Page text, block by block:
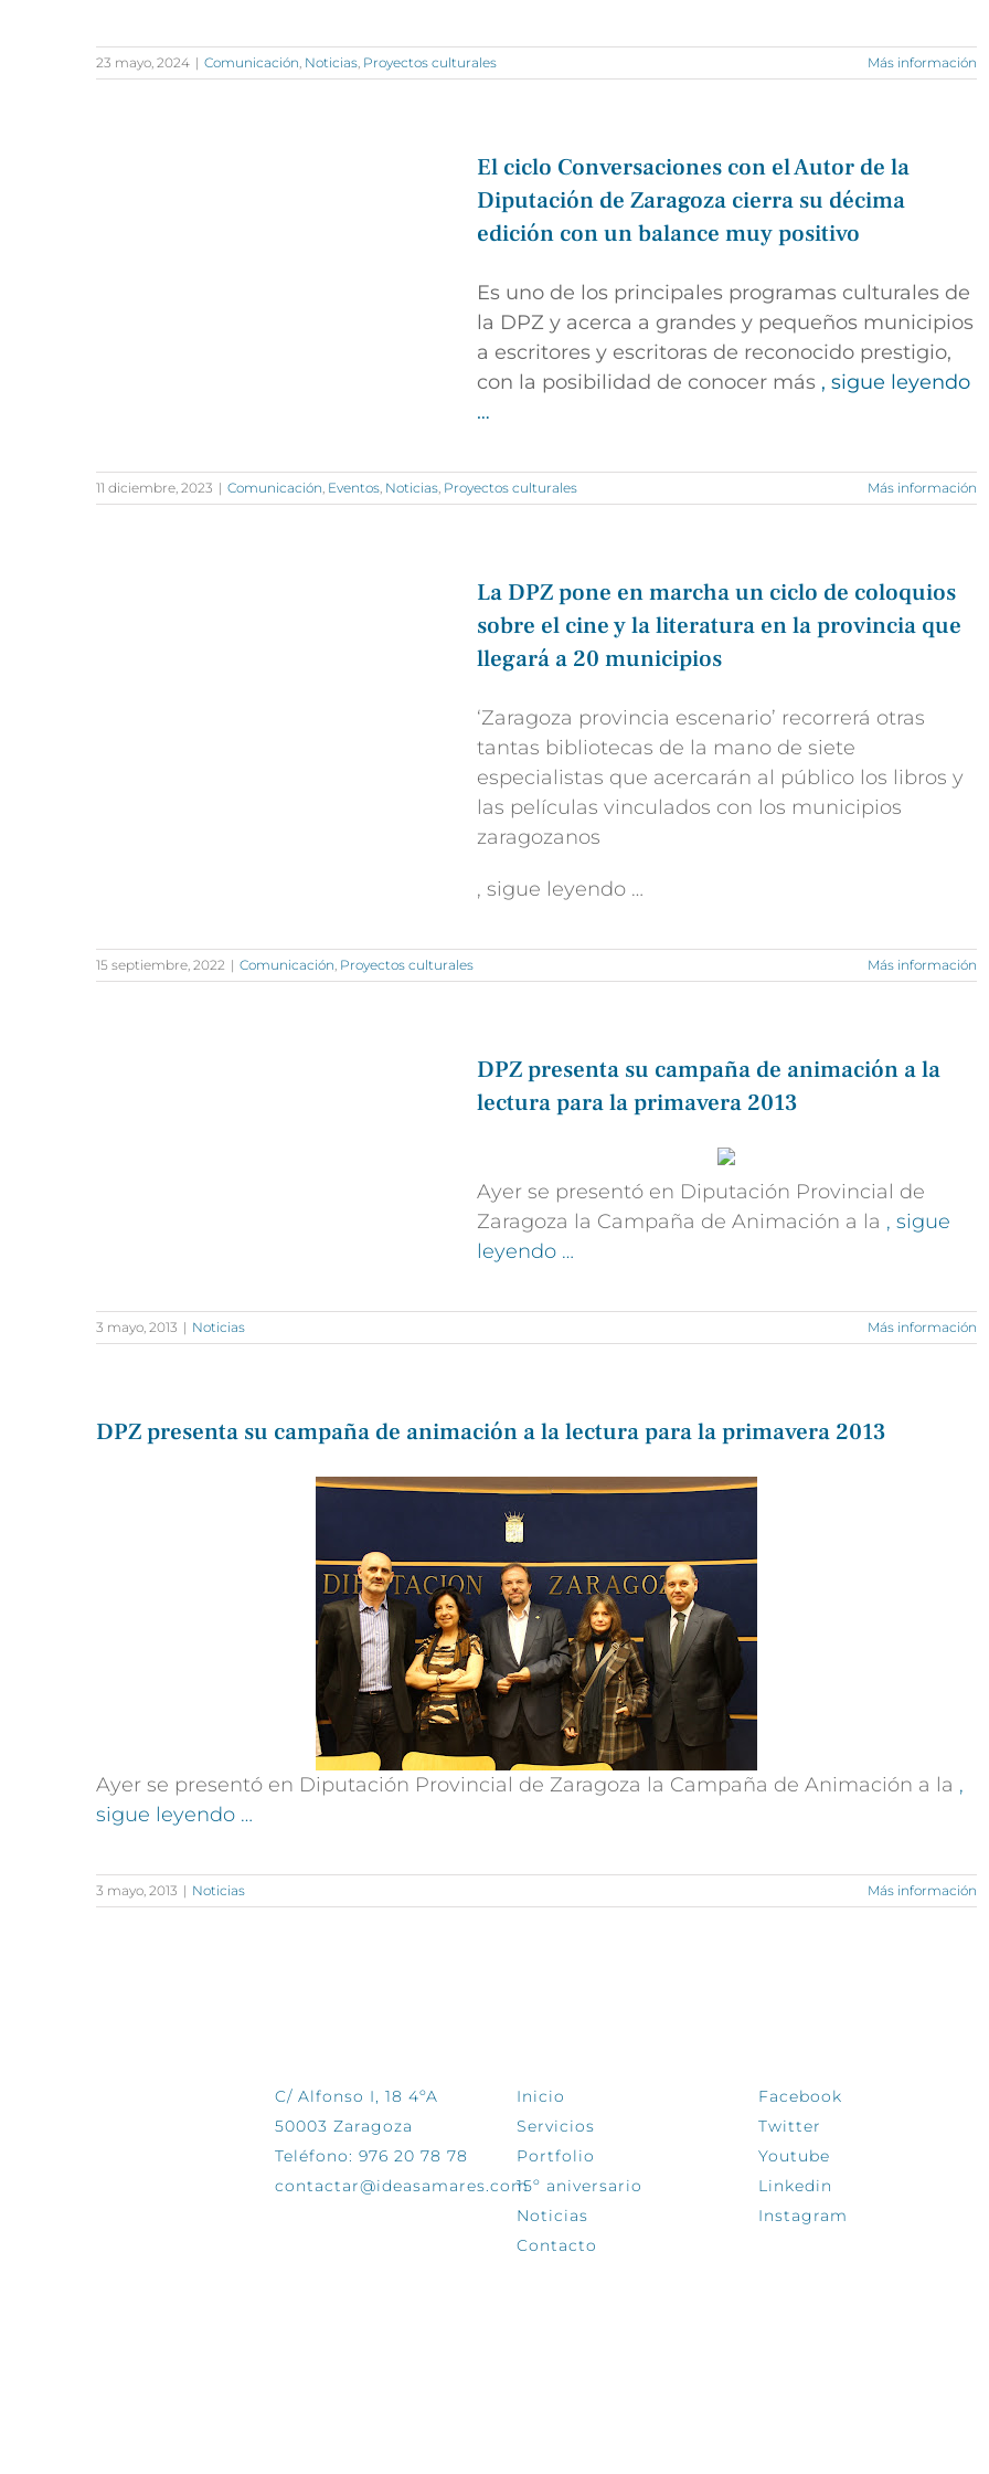
23 mayo, 2024 | Comunicación, Noticias, Proyectos culturales Más información
El ciclo Conversaciones con el Autor de la
Diputación de Zaragoza cierra su décima
edición con un balance muy positivo
Es uno de los principales programas culturales de
la DPZ y acerca a grandes y pequeños municipios
a escritores y escritoras de reconocido prestigio,
con la posibilidad de conocer más , sigue leyendo
…
11 diciembre, 2023 | Comunicación, Eventos, Noticias, Proyectos culturales Más información
La DPZ pone en marcha un ciclo de coloquios
sobre el cine y la literatura en la provincia que
llegará a 20 municipios
‘Zaragoza provincia escenario’ recorrerá otras
tantas bibliotecas de la mano de siete
especialistas que acercarán al público los libros y
las películas vinculados con los municipios
zaragozanos
, sigue leyendo …
15 septiembre, 2022 | Comunicación, Proyectos culturales Más información
DPZ presenta su campaña de animación a la
lectura para la primavera 2013
Ayer se presentó en Diputación Provincial de
Zaragoza la Campaña de Animación a la , sigue
leyendo …
3 mayo, 2013 | Noticias Más información
DPZ presenta su campaña de animación a la lectura para la primavera 2013
Ayer se presentó en Diputación Provincial de Zaragoza la Campaña de Animación a la ,
sigue leyendo …
3 mayo, 2013 | Noticias Más información
C/ Alfonso I, 18 4ºA
50003 Zaragoza
Teléfono: 976 20 78 78
contactar@ideasamares.com
Inicio
Servicios
Portfolio
15º aniversario
Noticias
Contacto
Facebook
Twitter
Youtube
Linkedin
Instagram